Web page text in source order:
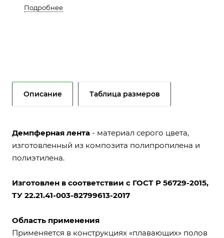
TERMO" легко монтируются на отдельные
коррозийных отложений;
За счет отражения лучистой энергии
тормозится процесс потери тепла. По
данным лабораторных исследований
алюминиевая фольга отражает до 97%
Подробнее
Описание Таблица размеров
Демпферная лента - материал серого цвета,
изготовленный из композита полипропилена и
полиэтилена.
Изготовлен в соответствии с ГОСТ Р 56729-2015,
ТУ 22.21.41-003-82799613-2017
Область применения
Применяется в конструкциях «плавающих» полов